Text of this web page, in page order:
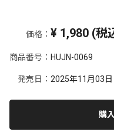
価格： ¥ 1,980 (税
商品番号： HUJN-0069
発売日： 2025年11月03日
購